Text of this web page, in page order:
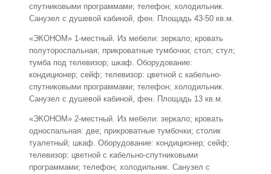
спутниковыми программами; телефон; холодильник.
Санузел с душевой кабиной, фен. Площадь 43-50 кв.м.
«ЭКОНОМ» 1-местный. Из мебели: зеркало; кровать
полутороспальная; прикроватные тумбочки; стол; стул;
тумба под телевизор; шкаф. Оборудование:
кондиционер; сейф; телевизор: цветной с кабельно-
спутниковыми программами; телефон; холодильник.
Санузел с душевой кабиной, фен. Площадь 13 кв.м.
«ЭКОНОМ» 2-местный. Из мебели: зеркало; кровать
односпальная: две; прикроватные тумбочки; столик
туалетный; шкаф. Оборудование: кондиционер; сейф;
телевизор: цветной с кабельно-спутниковыми
программами; телефон; холодильник. Санузел с